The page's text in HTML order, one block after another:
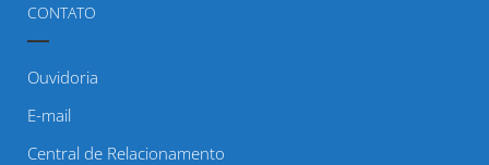
CONTATO
Ouvidoria
E-mail
Central de Relacionamento